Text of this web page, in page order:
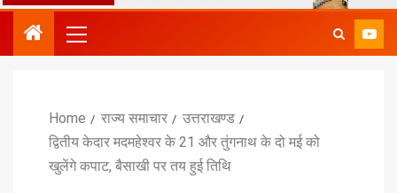
Home राज्य समाचार
उत्तराखण्ड
द्वितीय केदार मदमहेश्वर के 21 और तुंगनाथ के दो मई को
खुलेंगे कपाट, बैसाखी पर तय हुई तिथि